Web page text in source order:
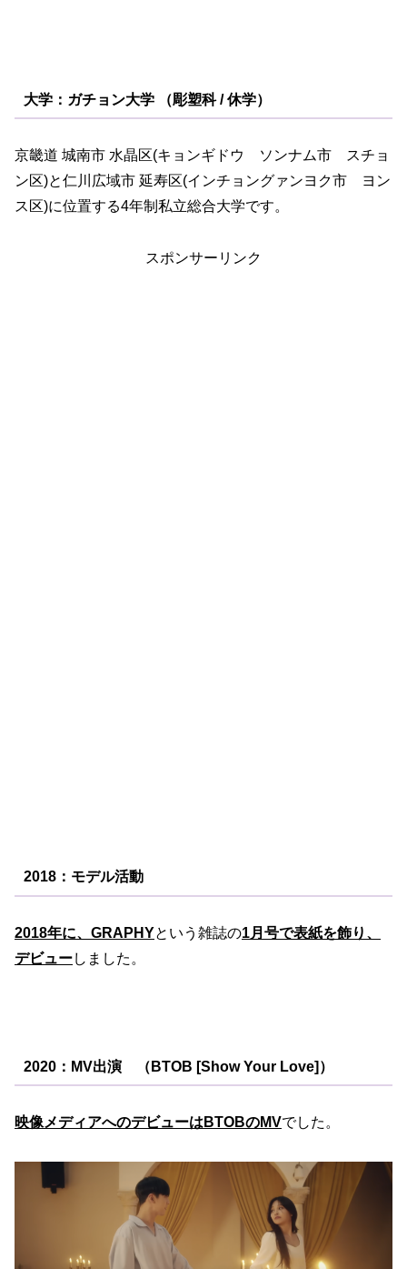
大学：ガチョン大学 （彫塑科 / 休学）
京畿道 城南市 水晶区(キョンギドウ ソンナム市 スチョ
ン区)と仁川広域市 延寿区(インチョングァンヨク市 ヨン
ス区)に位置する4年制私立総合大学です。
スポンサーリンク
2018：モデル活動
2018年に、GRAPHYという雑誌の1月号で表紙を飾り、
デビューしました。
2020：MV出演 （BTOB [Show Your Love]）
映像メディアへのデビューはBTOBのMVでした。